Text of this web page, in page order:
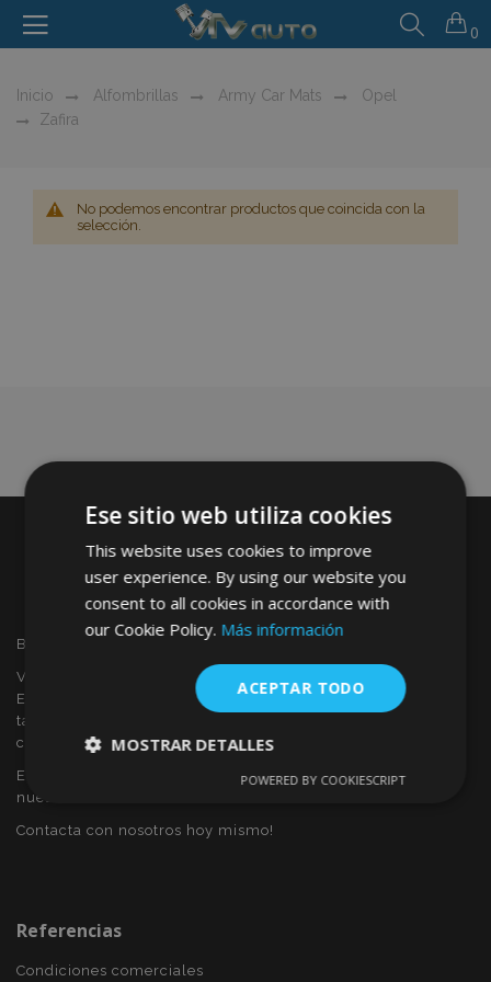
0
Inicio Alfombrillas Army Car Mats
Opel
Zafira
No podemos encontrar productos que coincida con la
selección.
Bienvenido a VTVAUTO
VTVAUTO es distribuidor y proveedor al por mayor en
Europa, de accesorios de automóvil, tales como:
tapacubos, derivabrisas, fundas para asientos, alfombrillas,
cubiertas cromadas, marcos, etc.
Eres interesado en dropshipping o deseas convertirte en
nuestro socio?
Contacta con nosotros hoy mismo!
Referencias
Condiciones comerciales
Ese sitio web utiliza cookies
This website uses cookies to improve
user experience. By using our website you
consent to all cookies in accordance with
our Cookie Policy. Más información
ACEPTAR TODO
MOSTRAR DETALLES
necesarias
Cookies de
preferencias
POWERED BY COOKIESCRIPT